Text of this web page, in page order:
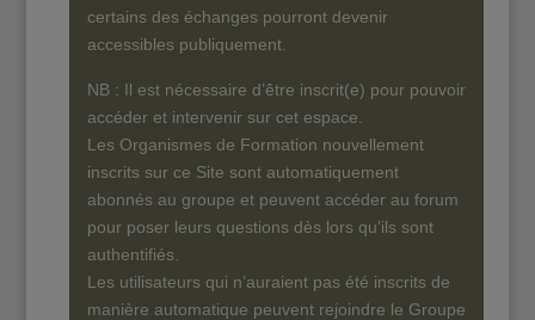
certains des échanges pourront devenir
accessibles publiquement.
NB : Il est nécessaire d’être inscrit(e) pour pouvoir
accéder et intervenir sur cet espace.
Les Organismes de Formation nouvellement
inscrits sur ce Site sont automatiquement
abonnés au groupe et peuvent accéder au forum
pour poser leurs questions dès lors qu’ils sont
authentifiés.
Les utilisateurs qui n’auraient pas été inscrits de
manière automatique peuvent rejoindre le Groupe